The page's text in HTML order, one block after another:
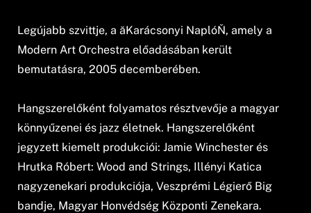
Legújabb szvittje, a ăKarácsonyi NaplóŇ, amely a
Modern Art Orchestra előadásában került
bemutatásra, 2005 decemberében.
Hangszerelőként folyamatos résztvevője a magyar
könnyűzenei és jazz életnek. Hangszerelőként
jegyzett kiemelt produkciói: Jamie Winchester és
Hrutka Róbert: Wood and Strings, Illényi Katica
nagyzenekari produkciója, Veszprémi Légierő Big
bandje, Magyar Honvédség Központi Zenekara.